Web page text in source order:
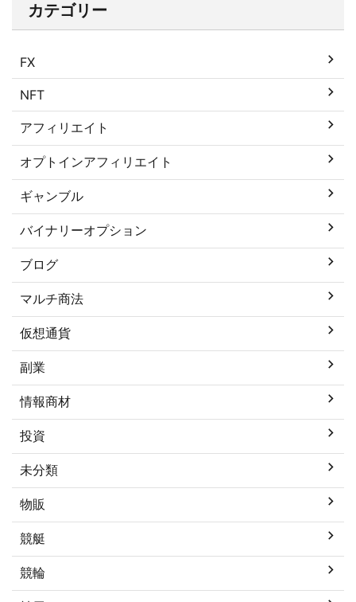
カテゴリー
FX
NFT
アフィリエイト
オプトインアフィリエイト
ギャンブル
バイナリーオプション
ブログ
マルチ商法
仮想通貨
副業
情報商材
投資
未分類
物販
競艇
競輪